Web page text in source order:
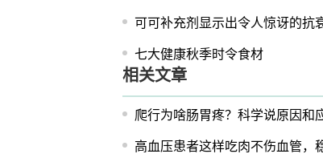
可可补充剂显示出令人惊讶的抗
七大健康秋季时令食材
相关文章
爬行为啥肠胃疼？科学说原因和
高血压患者这样吃肉不伤血管，